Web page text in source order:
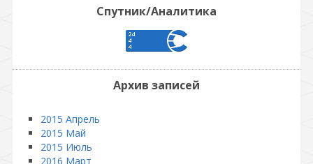
Спутник/Аналитика
Архив записей
2015 Апрель
2015 Май
2015 Июль
2016 Март